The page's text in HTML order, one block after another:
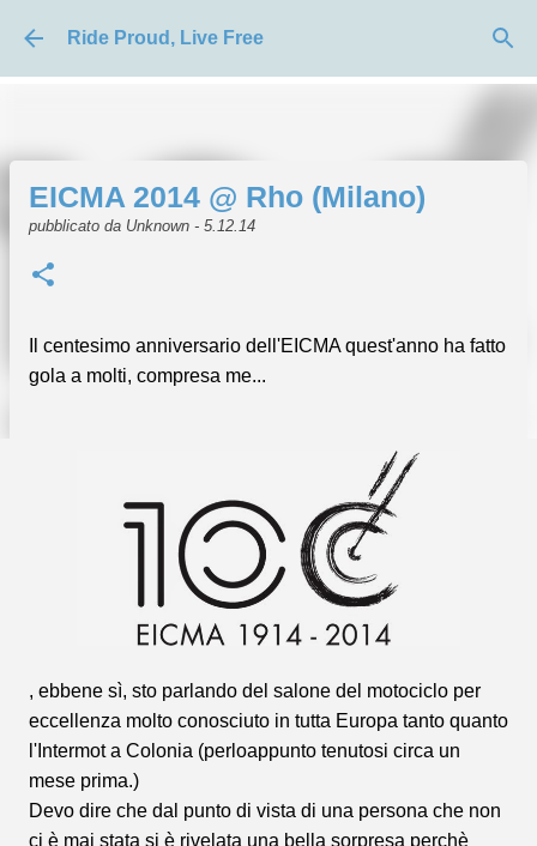
Passa ai contenuti principali
Ride Proud, Live Free
EICMA 2014 @ Rho (Milano)
pubblicato da Unknown - 5.12.14
Il centesimo anniversario dell'EICMA quest'anno ha fatto
gola a molti, compresa me...
, ebbene sì, sto parlando del salone del motociclo per
eccellenza molto conosciuto in tutta Europa tanto quanto
l'Intermot a Colonia (perloappunto tenutosi circa un
mese prima.)
Devo dire che dal punto di vista di una persona che non
ci è mai stata si è rivelata una bella sorpresa perchè